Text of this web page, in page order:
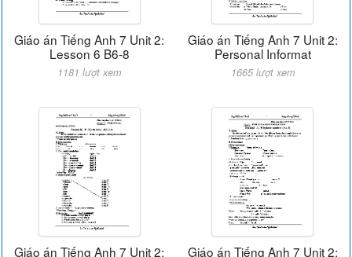
Giáo án Tiếng Anh 7 Unit 2:
Lesson 6 B6-8
1181 lượt xem
Giáo án Tiếng Anh 7 Unit 2:
Personal Informat
1665 lượt xem
Giáo án Tiếng Anh 7 Unit 2:
Giáo án Tiếng Anh 7 Unit 2: